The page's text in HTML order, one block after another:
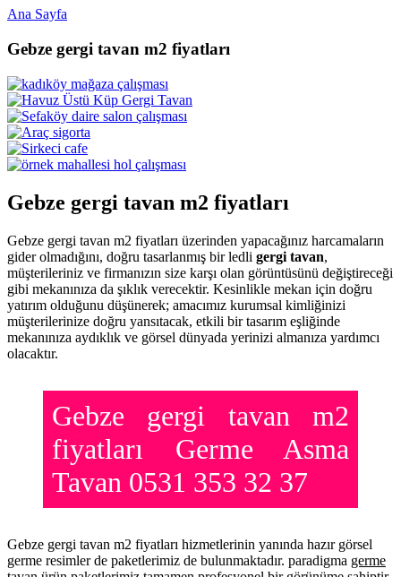
Ana Sayfa
Gebze gergi tavan m2 fiyatları
Gebze gergi tavan m2 fiyatları
Gebze gergi tavan m2 fiyatları üzerinden yapacağınız harcamaların
gider olmadığını, doğru tasarlanmış bir ledli gergi tavan,
müşterileriniz ve firmanızın size karşı olan görüntüsünü değiştireceği
gibi mekanınıza da şıklık verecektir. Kesinlikle mekan için doğru
yatırım olduğunu düşünerek; amacımız kurumsal kimliğinizi
müşterilerinize doğru yansıtacak, etkili bir tasarım eşliğinde
mekanınıza aydıklık ve görsel dünyada yerinizi almanıza yardımcı
olacaktır.
Gebze gergi tavan m2
fiyatları Germe Asma
Tavan 0531 353 32 37
Gebze gergi tavan m2 fiyatları hizmetlerinin yanında hazır görsel
germe resimler de paketlerimiz de bulunmaktadır. paradigma germe